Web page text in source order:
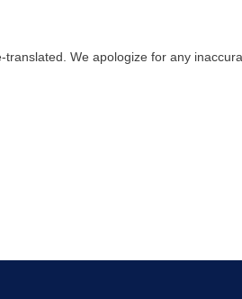
We apologize for any